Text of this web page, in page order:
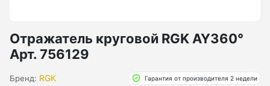
Отражатель круговой RGK AY360°
Арт. 756129
Бренд: RGK Гарантия от производителя 2 недели
Дальномеры